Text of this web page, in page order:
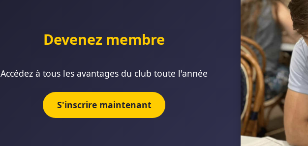
Devenez membre
Accédez à tous les avantages du club toute l'année
S'inscrire maintenant